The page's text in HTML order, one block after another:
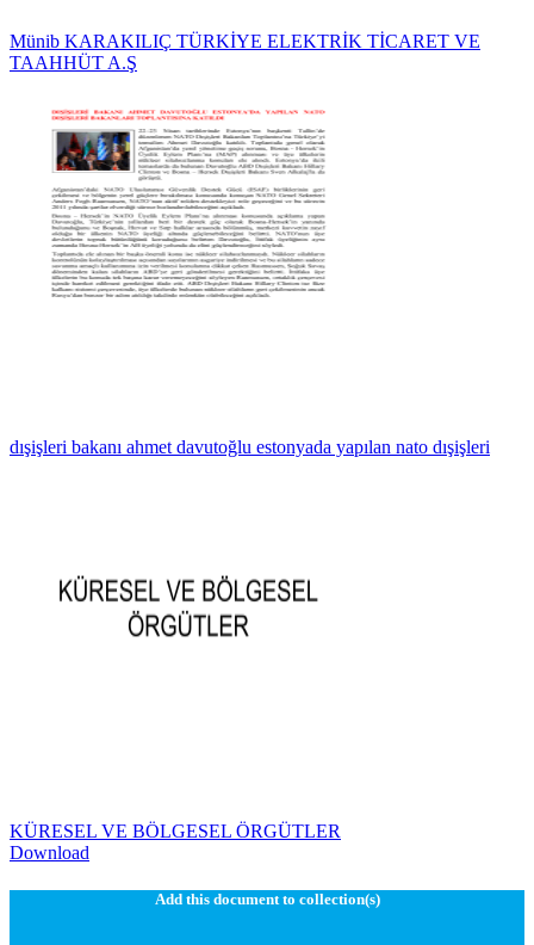
Münib KARAKILIÇ TÜRKİYE ELEKTRİK TİCARET VE
TAAHHÜT A.Ş
dışişleri bakanı ahmet davutoğlu estonyada yapılan nato dışişleri
KÜRESEL VE BÖLGESEL ÖRGÜTLER
Download
Add this document to collection(s)